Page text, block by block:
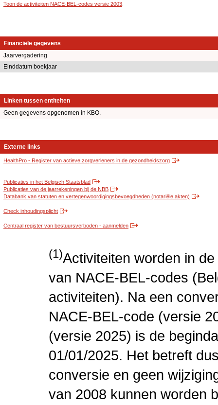
Toon de activiteiten NACE-BEL-codes versie 2003
Financiële gegevens
Jaarvergadering
Einddatum boekjaar
Linken tussen entiteiten
Geen gegevens opgenomen in KBO.
Externe links
HealthPro - Register van actieve zorgverleners in de gezondheidszorg
Publicaties in het Belgisch Staatsblad
Publicaties van de jaarrekeningen bij de NBB
Databank van statuten en vertegenwoordigingsbevoegdheden (notariële akten)
Check inhoudingsplicht
Centraal register van bestuursverboden - aanmelden
(1)Activiteiten worden in
van NACE-BEL-codes
activiteiten). Na een
NACE-BEL-code (versie
(versie 2025) is de
01/01/2025. Het betreft
conversie en geen
van 2008 kunnen worden